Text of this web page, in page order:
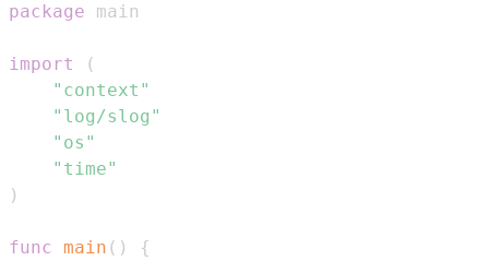
package
import
(
"context"
"log/slog"
"os"
"time"
)
func main ( ) {